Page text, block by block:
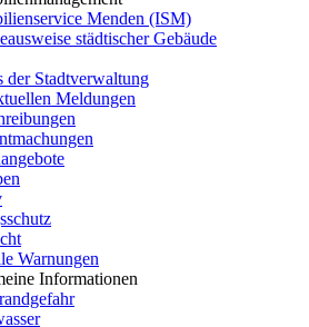
Menden (ISM)
städtischer Gebäude
der Stadtverwaltung
Meldungen
Warnungen
Informationen